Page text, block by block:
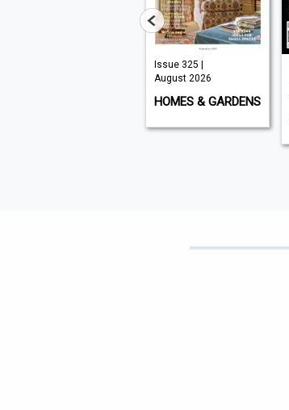
Issue 325 |
August 2026
HOMES & GARDENS